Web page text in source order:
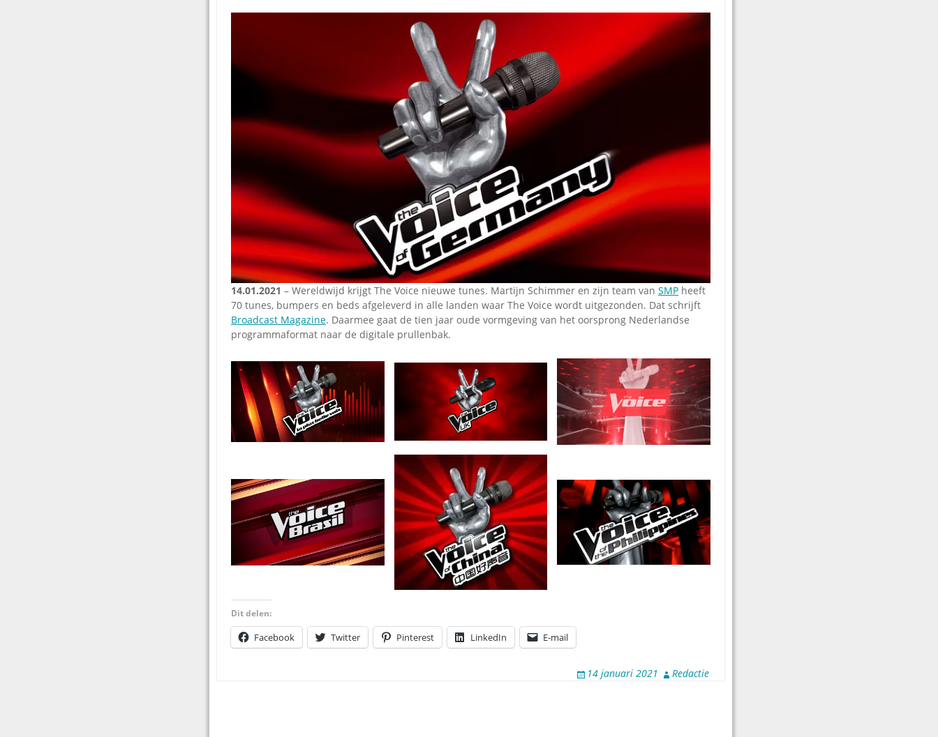
14.01.2021 – Wereldwijd krijgt The Voice nieuwe tunes. Martijn Schimmer en zijn team van SMP heeft
70 tunes, bumpers en beds afgeleverd in alle landen waar The Voice wordt uitgezonden. Dat schrijft
Broadcast Magazine. Daarmee gaat de tien jaar oude vormgeving van het oorsprong Nederlandse
programmaformat naar de digitale prullenbak.
Dit delen:
Facebook Twitter Pinterest LinkedIn E-mail
14 januari 2021 Redactie